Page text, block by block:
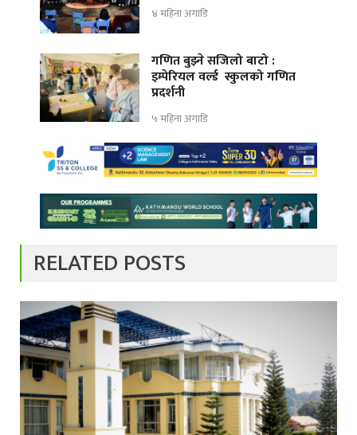
४ महिना अगाडि
गणित बुझ्ने सजिलो बाटो :
इम्पेरियल वर्ल्ड स्कुलको गणित
प्रदर्शनी
५ महिना अगाडि
RELATED POSTS